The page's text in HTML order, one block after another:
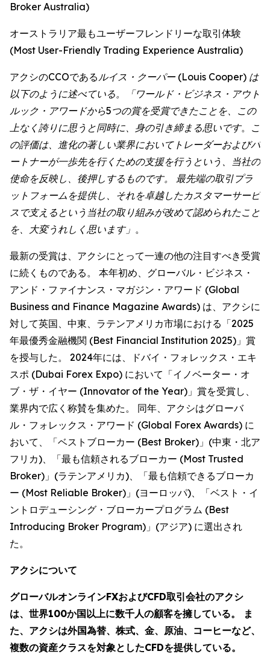
Broker Australia)
オーストラリア最もユーザーフレンドリーな取引体験
(Most User-Friendly Trading Experience Australia)
アクシのCCOであるルイス・クーパー (Louis Cooper) は
以下のように述べている。「ワールド・ビジネス・アウト
ルック・アワードから5つの賞を受賞できたことを、この
上なく誇りに思うと同時に、身の引き締まる思いです。 こ
の評価は、進化の著しい業界においてトレーダーおよびパ
ートナーが一歩先を行くための支援を行うという、当社の
使命を反映し、後押しするものです。 最先端の取引プラ
ットフォームを提供し、それを卓越したカスタマーサービ
スで支えるという当社の取り組みが改めて認められたこと
を、大変うれしく思います」 。
最新の受賞は、アクシにとって一連の他の注目すべき受賞
に続くものである。 本年初め、グローバル・ビジネス・
アンド・ファイナンス・マガジン・アワード (Global
Business and Finance Magazine Awards) は、アクシに
対して英国、中東、ラテンアメリカ市場における「2025
年最優秀金融機関 (Best Financial Institution 2025)」賞
を授与した。 2024年には、ドバイ・フォレックス・エキ
スポ (Dubai Forex Expo) において「イノベーター・オ
ブ・ザ・イヤー (Innovator of the Year)」賞を受賞し、
業界内で広く称賛を集めた。 同年、アクシはグローバ
ル・フォレックス・アワード (Global Forex Awards) に
おいて、「ベストブローカー (Best Broker)」(中東・北ア
フリカ)、「最も信頼されるブローカー (Most Trusted
Broker)」(ラテンアメリカ)、「最も信頼できるブローカ
ー (Most Reliable Broker)」(ヨーロッパ)、「ベスト・イ
ントロデューシング・ブローカープログラム (Best
Introducing Broker Program)」(アジア) に選出され
た。
アクシについて
グローバルオンラインFXおよびCFD取引会社のアクシ
は、世界100か国以上に数千人の顧客を擁している。 ま
た、アクシは外国為替、株式、金、原油、コーヒーなど、
複数の資産クラスを対象としたCFDを提供している。